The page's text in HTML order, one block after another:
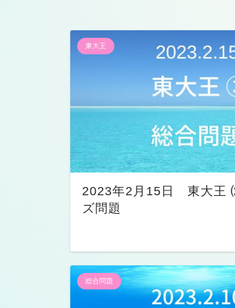
東大王
2023年2月15日 東大
ズ問題
総合問題